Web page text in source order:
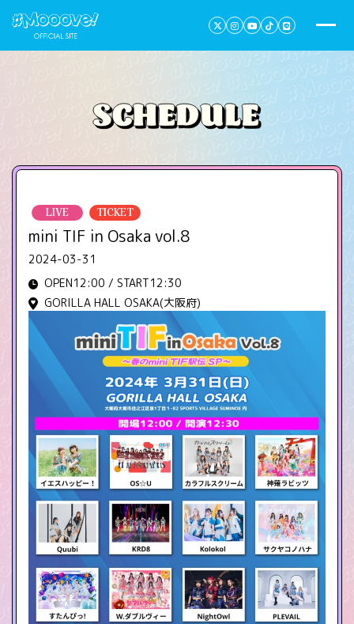
LIVE TICKET
mini TIF in Osaka vol.8
2024-03-31
OPEN12:00 / START12:30
GORILLA HALL OSAKA(大阪府)